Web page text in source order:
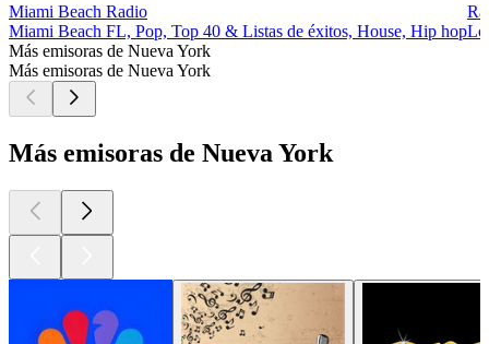
Miami Beach Radio
Miami Beach FL, Pop, Top 40 & Listas de éxitos, House, Hip hop
Más emisoras de Nueva York
Más emisoras de Nueva York
Más emisoras de Nueva York